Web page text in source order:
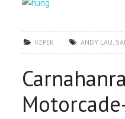
KÉPEK ANDY LAU,